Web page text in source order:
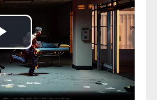
Play
Video